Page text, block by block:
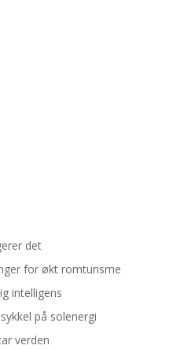
det
for økt romturisme
intelligens
på solenergi
verden